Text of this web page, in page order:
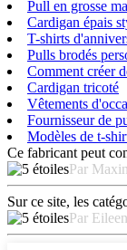
Pull en grosse
Cardigan épais
T-shirts
Pulls brodés
Comment créer
Cardigan tricoté
Vêtements
Fournisseur de
Modèles de t-
Ce fabricant peut
Par
Sur ce site, les
Par